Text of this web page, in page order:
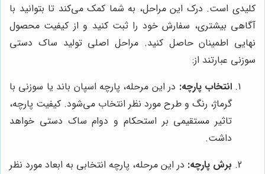
کلیدی است. درک این مراحل، به شما کمک می‌کند تا بتوانید با
آگاهی بیشتری، سفارش خود را ثبت کنید و از کیفیت محصول
نهایی اطمینان حاصل کنید. مراحل اصلی تولید ساک دستی
سوزنی عبارتند از:
انتخاب پارچه: در این مرحله، پارچه اسپان باند یا سوزنی با
گرماژ، رنگ و طرح مورد نظر انتخاب می‌شود. کیفیت پارچه،
تاثیر مستقیمی بر استحکام و دوام ساک دستی خواهد
داشت.
برش پارچه: در این مرحله، پارچه انتخابی به ابعاد مورد نظر